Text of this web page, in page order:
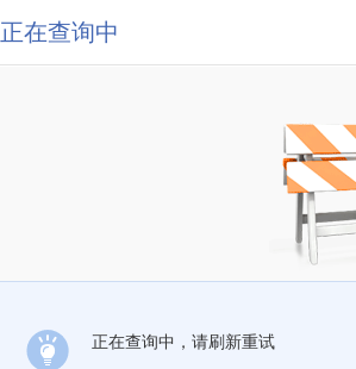
正在查询中
正在查询中，请刷新重试